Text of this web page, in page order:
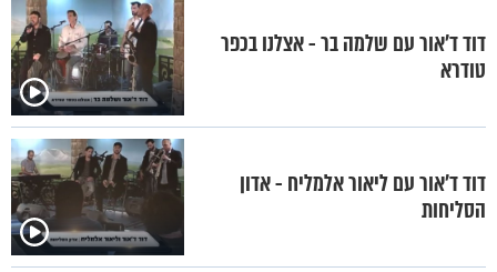
דוד ד'אור עם שלמה בר - אצלנו בכפר
טודרא
דוד ד'אור עם ליאור אלמליח - אדון
הסליחות